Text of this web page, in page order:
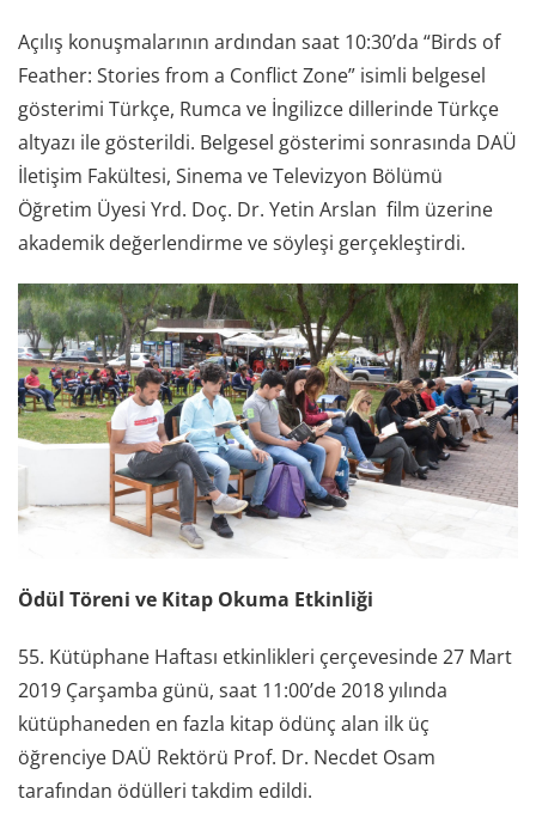
Açılış konuşmalarının ardından saat 10:30’da “Birds of
Feather: Stories from a Conflict Zone” isimli belgesel
gösterimi Türkçe, Rumca ve İngilizce dillerinde Türkçe
altyazı ile gösterildi. Belgesel gösterimi sonrasında DAÜ
İletişim Fakültesi, Sinema ve Televizyon Bölümü
Öğretim Üyesi Yrd. Doç. Dr. Yetin Arslan film üzerine
akademik değerlendirme ve söyleşi gerçekleştirdi.
Ödül Töreni ve Kitap Okuma Etkinliği
55. Kütüphane Haftası etkinlikleri çerçevesinde 27 Mart
2019 Çarşamba günü, saat 11:00’de 2018 yılında
kütüphaneden en fazla kitap ödünç alan ilk üç
öğrenciye DAÜ Rektörü Prof. Dr. Necdet Osam
tarafından ödülleri takdim edildi.